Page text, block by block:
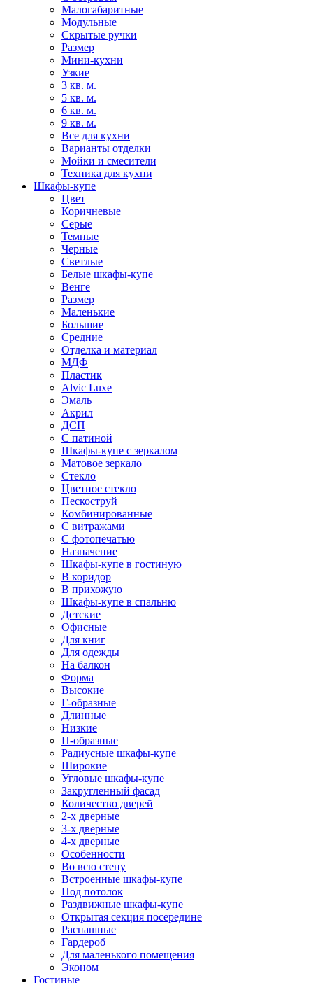
Малогабаритные
Модульные
Скрытые ручки
Размер
Мини-кухни
Узкие
3 кв. м.
5 кв. м.
6 кв. м.
9 кв. м.
Все для кухни
Варианты отделки
Мойки и смесители
Техника для кухни
Шкафы-купе
Цвет
Коричневые
Серые
Темные
Черные
Светлые
Белые шкафы-купе
Венге
Размер
Маленькие
Большие
Средние
Отделка и материал
МДФ
Пластик
Alvic Luxe
Эмаль
Акрил
ДСП
С патиной
Шкафы-купе с зеркалом
Матовое зеркало
Стекло
Цветное стекло
Пескоструй
Комбинированные
С витражами
С фотопечатью
Назначение
Шкафы-купе в гостиную
В коридор
В прихожую
Шкафы-купе в спальню
Детские
Офисные
Для книг
Для одежды
На балкон
Форма
Высокие
Г-образные
Длинные
Низкие
П-образные
Радиусные шкафы-купе
Широкие
Угловые шкафы-купе
Закругленный фасад
Количество дверей
2-х дверные
3-х дверные
4-х дверные
Особенности
Во всю стену
Встроенные шкафы-купе
Под потолок
Раздвижные шкафы-купе
Открытая секция посередине
Распашные
Гардероб
Для маленького помещения
Эконом
Гостиные